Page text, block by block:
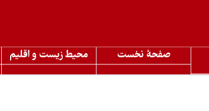
صفحۀ نخست محیط زیست و اقلیم